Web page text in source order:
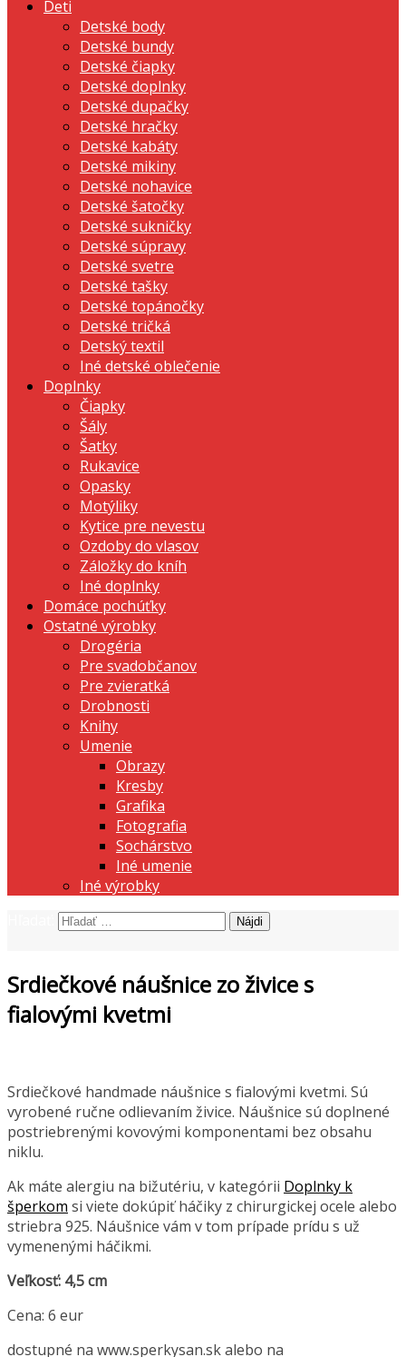
Deti
Detské body
Detské bundy
Detské čiapky
Detské doplnky
Detské dupačky
Detské hračky
Detské kabáty
Detské mikiny
Detské nohavice
Detské šatočky
Detské sukničky
Detské súpravy
Detské svetre
Detské tašky
Detské topánočky
Detské tričká
Detský textil
Iné detské oblečenie
Doplnky
Čiapky
Šály
Šatky
Rukavice
Opasky
Motýliky
Kytice pre nevestu
Ozdoby do vlasov
Záložky do kníh
Iné doplnky
Domáce pochúťky
Ostatné výrobky
Drogéria
Pre svadobčanov
Pre zvieratká
Drobnosti
Knihy
Umenie
Obrazy
Kresby
Grafika
Fotografia
Sochárstvo
Iné umenie
Iné výrobky
Srdiečkové náušnice zo živice s
fialovými kvetmi
Srdiečkové handmade náušnice s fialovými kvetmi. Sú
vyrobené ručne odlievaním živice. Náušnice sú doplnené
postriebrenými kovovými komponentami bez obsahu
niklu.
Ak máte alergiu na bižutériu, v kategórii Doplnky k
šperkom si viete dokúpiť háčiky z chirurgickej ocele alebo
striebra 925. Náušnice vám v tom prípade prídu s už
vymenenými háčikmi.
Veľkosť: 4,5 cm
Cena: 6 eur
dostupné na www.sperkysan.sk alebo na